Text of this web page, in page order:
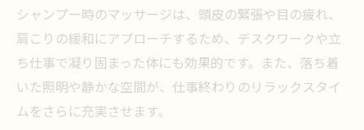
シャンプー時のマッサージは、頭皮の緊張や目の疲れ、
肩こりの緩和にアプローチするため、デスクワークや立
ち仕事で凝り固まった体にも効果的です。また、落ち着
いた照明や静かな空間が、仕事終わりのリラックスタイ
ムをさらに充実させます。